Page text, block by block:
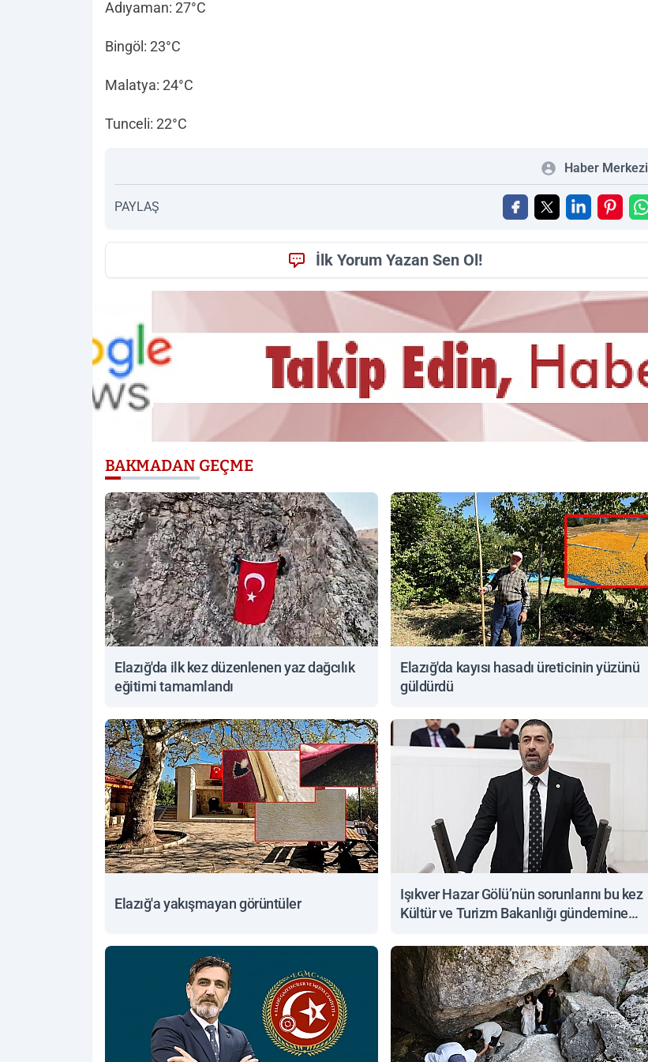
Adıyaman: 27°C
Bingöl: 23°C
Malatya: 24°C
Tunceli: 22°C
Haber Merkezi
PAYLAŞ
İlk Yorum Yazan Sen Ol!
BAKMADAN GEÇME
Elazığ'da ilk kez düzenlenen yaz dağcılık
eğitimi tamamlandı
Elazığ'da kayısı hasadı üreticinin yüzünü
güldürdü
Elazığ'a yakışmayan görüntüler
Işıkver Hazar Gölü’nün sorunlarını bu kez
Kültür ve Turizm Bakanlığı gündemine